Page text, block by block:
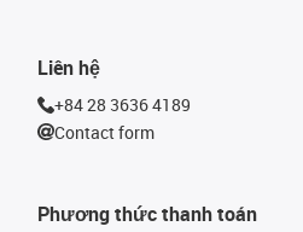
Phương thức thanh toán
Liên hệ
+84 28 3636 4189
Contact form